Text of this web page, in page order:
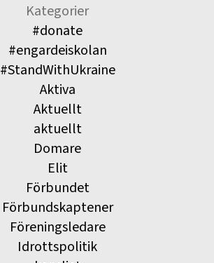
Kategorier
#donate
#engardeiskolan
#StandWithUkraine
Aktiva
Aktuellt
aktuellt
Domare
Elit
Förbundet
Förbundskaptener
Föreningsledare
Idrottspolitik